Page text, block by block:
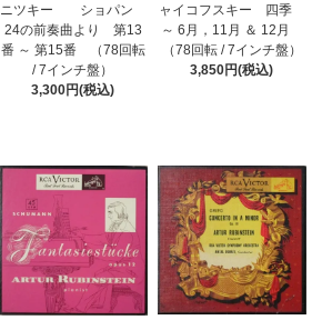
ニツキー ショパン
24の前奏曲より 第13
番 ～ 第15番 （78回転
/ 7インチ盤）
3,300円(税込)
ャイコフスキー 四季
～ 6月，11月 ＆ 12月
（78回転 / 7インチ盤）
3,850円(税込)